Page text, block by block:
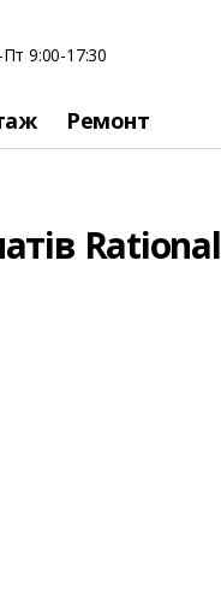
9:00-17:30
Ремонт
Rational